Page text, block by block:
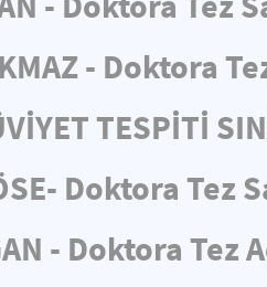
- Doktora
TESPİTİ
Doktora Tez
- Doktora Tez